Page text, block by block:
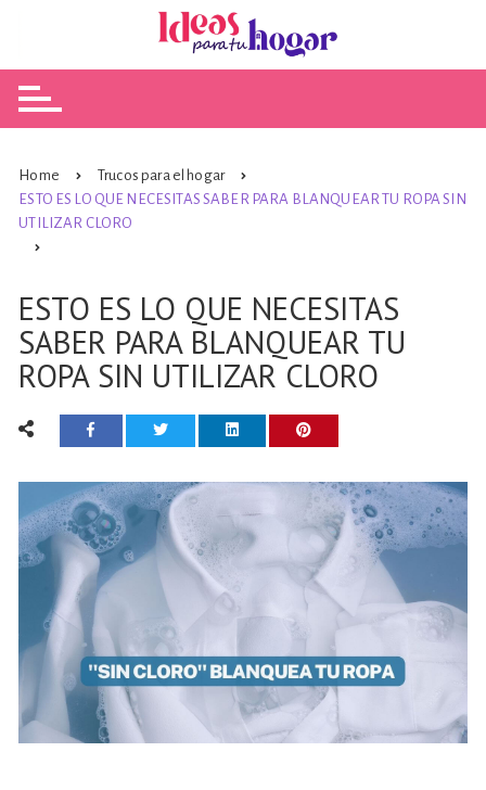
Home
Trucos para el hogar
ESTO ES LO QUE NECESITAS SABER PARA BLANQUEAR TU ROPA SIN
UTILIZAR CLORO
ESTO ES LO QUE NECESITAS
SABER PARA BLANQUEAR TU
ROPA SIN UTILIZAR CLORO